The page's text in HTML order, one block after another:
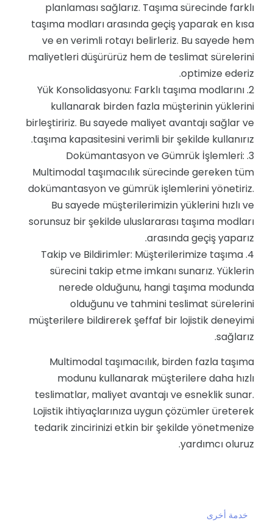
planlaması sağlarız. Taşıma sürecinde farklı
taşıma modları arasında geçiş yaparak en kısa
ve en verimli rotayı belirleriz. Bu sayede hem
maliyetleri düşürürüz hem de teslimat sürelerini
optimize ederiz.
2. Yük Konsolidasyonu: Farklı taşıma modlarını
kullanarak birden fazla müşterinin yüklerini
birleştiririz. Bu sayede maliyet avantajı sağlar ve
taşıma kapasitesini verimli bir şekilde kullanırız.
3. Dokümantasyon ve Gümrük İşlemleri:
Multimodal taşımacılık sürecinde gereken tüm
dokümantasyon ve gümrük işlemlerini yönetiriz.
Bu sayede müşterilerimizin yüklerini hızlı ve
sorunsuz bir şekilde uluslararası taşıma modları
arasında geçiş yaparız.
4. Takip ve Bildirimler: Müşterilerimize taşıma
sürecini takip etme imkanı sunarız. Yüklerin
nerede olduğunu, hangi taşıma modunda
olduğunu ve tahmini teslimat sürelerini
müşterilere bildirerek şeffaf bir lojistik deneyimi
sağlarız.
Multimodal taşımacılık, birden fazla taşıma
modunu kullanarak müşterilere daha hızlı
teslimatlar, maliyet avantajı ve esneklik sunar.
Lojistik ihtiyaçlarınıza uygun çözümler üreterek
tedarik zincirinizi etkin bir şekilde yönetmenize
yardımcı oluruz.
خدمة أخرى